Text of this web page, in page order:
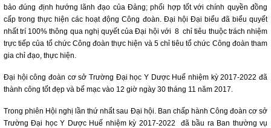
bảo đúng định hướng lãnh đạo của Đảng; phối hợp tốt với chính quyền đồng
cấp trong thực hiện các hoạt động Công đoàn. Đại hội Đại biểu đã biểu quyết
nhất trí 100% thông qua nghị quyết của Đại hội với 8 chỉ tiêu thuộc trách nhiệm
trực tiếp của tổ chức Công đoàn thực hiện và 5 chỉ tiêu tổ chức Công đoàn tham
gia chỉ đạo, thực hiện.
Đại hội công đoàn cơ sở Trường Đại học Y Dược Huế nhiệm kỳ 2017-2022 đã
thành công tốt đẹp và bế mạc vào 12 giờ ngày 30 tháng 11 năm 2017.
Trong phiên Hội nghị lần thứ nhất sau Đại hội. Ban chấp hành Công đoàn cơ sở
Trường Đại học Y Dược Huế nhiệm kỳ 2017-2022 đã bầu ra Ban thường vụ